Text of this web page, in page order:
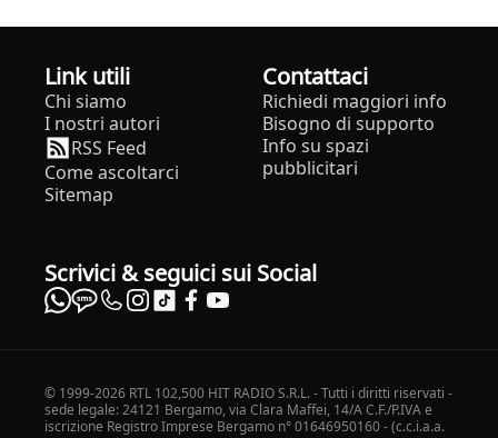
Link utili
Chi siamo
I nostri autori
RSS Feed
Come ascoltarci
Sitemap
Contattaci
Richiedi maggiori info
Bisogno di supporto
Info su spazi
pubblicitari
Scrivici & seguici sui Social
© 1999-2026 RTL 102,500 HIT RADIO S.R.L. - Tutti i diritti riservati -
sede legale: 24121 Bergamo, via Clara Maffei, 14/A C.F./P.IVA e
iscrizione Registro Imprese Bergamo n° 01646950160 - (c.c.i.a.a.